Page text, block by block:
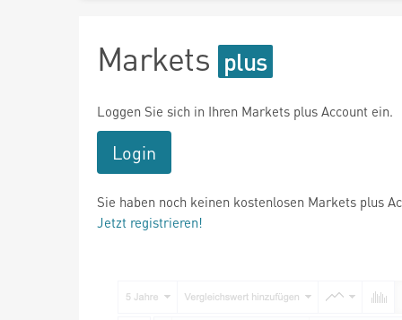
Markets
Loggen Sie sich in Ihren Markets plus Account ein.
Login
Sie haben noch keinen kostenlosen Markets plus
Jetzt registrieren!